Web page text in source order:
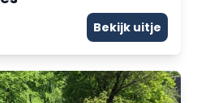
Bekijk uitje